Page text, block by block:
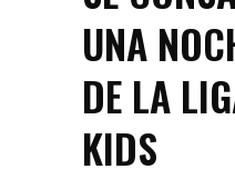
UNA
DE LA
KIDS